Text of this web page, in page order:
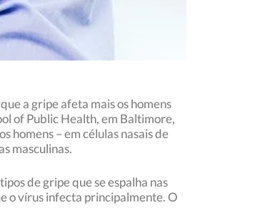
a gripe afeta mais os homens
of Public Health, em Baltimore,
homens – em células nasais de
masculinas.
de gripe que se espalha nas
o vírus infecta principalmente. O